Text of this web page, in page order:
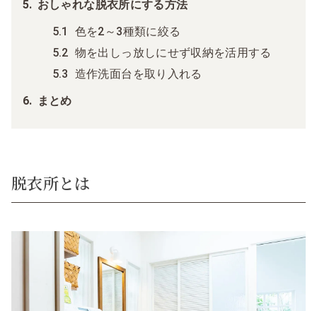
おしゃれな脱衣所にする方法
色を2～3種類に絞る
物を出しっ放しにせず収納を活用する
造作洗面台を取り入れる
まとめ
脱衣所とは